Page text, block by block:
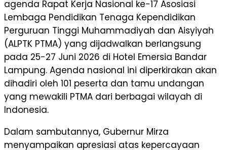
agenda Rapat Kerja Nasional ke-17 Asosiasi
Lembaga Pendidikan Tenaga Kependidikan
Perguruan Tinggi Muhammadiyah dan Aisyiyah
(ALPTK PTMA) yang dijadwalkan berlangsung
pada 25-27 Juni 2026 di Hotel Emersia Bandar
Lampung. Agenda nasional ini diperkirakan akan
dihadiri oleh 101 peserta dan tamu undangan
yang mewakili PTMA dari berbagai wilayah di
Indonesia.
Dalam sambutannya, Gubernur Mirza
menyampaikan apresiasi atas kepercayaan